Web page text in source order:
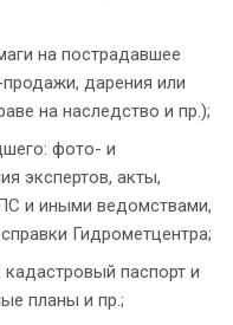
на пострадавшее
дарения или
на наследство и пр.);
фото- и
экспертов, акты,
и иными ведомствами,
Гидрометцентра;
паспорт и
планы и пр.;